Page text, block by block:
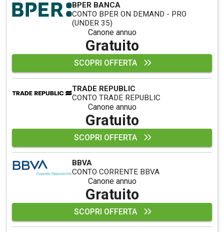
BPER BANCA
CONTO BPER ON DEMAND - PRO
(UNDER 35)
Canone annuo
Gratuito
SCOPRI OFFERTA
TRADE REPUBLIC
CONTO TRADE REPUBLIC
Canone annuo
Gratuito
SCOPRI OFFERTA
BBVA
CONTO CORRENTE BBVA
Canone annuo
Gratuito
SCOPRI OFFERTA